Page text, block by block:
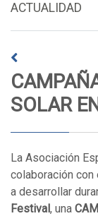
ACTUALIDAD
SOLAR
La Asociación
colaboración con
a desarrollar
Festival, una